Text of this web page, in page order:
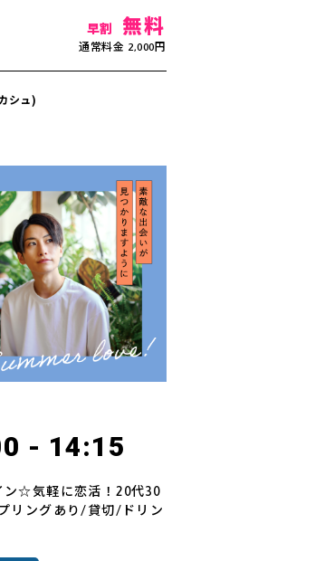
早割 無料
通常料金 2,000円
シュ)
- 14:15
ン☆気軽に恋活！20代30
リングあり/貸切/ドリン